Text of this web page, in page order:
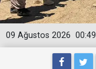
00:49
09 Ağustos 2026